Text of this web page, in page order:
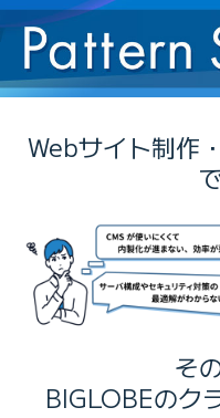
Webサイト制作
そ
BIGLOBEのク